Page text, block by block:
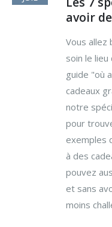
avoir
Vous allez
soin le
guide "où
cadeaux
notre
pour
exemples
à des
pouvez
et sans
moins